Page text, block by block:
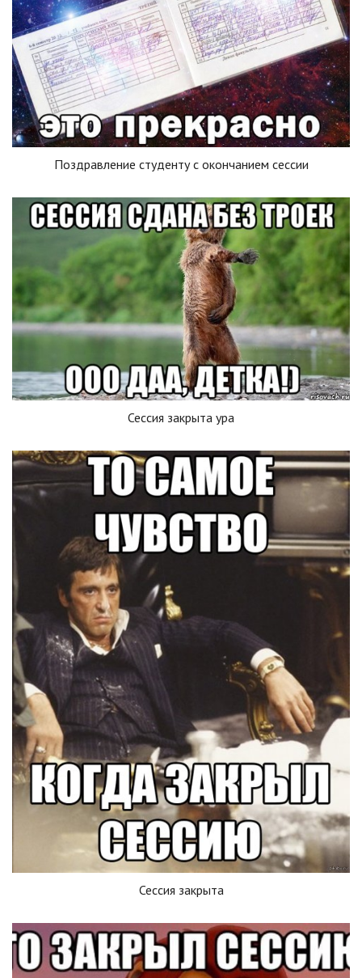
Поздравление студенту с окончанием сессии
Сессия закрыта ура
Сессия закрыта